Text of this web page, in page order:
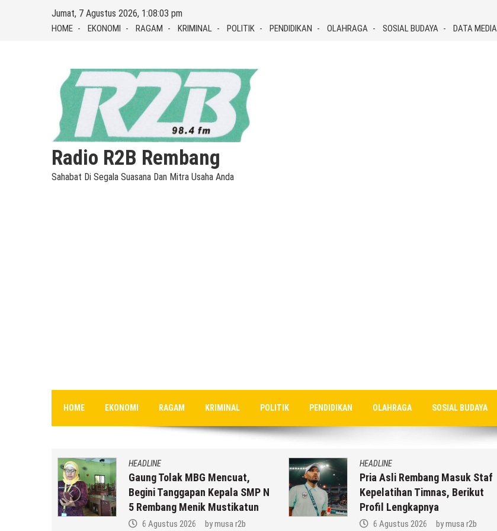
Jumat, 7 Agustus 2026, 1:08:04 pm
HOME EKONOMI RAGAM KRIMINAL POLITIK PENDIDIKAN OLAHRAGA SOSIAL BUDAYA DATA MEDIA
Radio R2B Rembang
Sahabat Di Segala Suasana Dan Mitra Usaha Anda
HOME EKONOMI RAGAM KRIMINAL POLITIK PENDIDIKAN OLAHRAGA SOSIAL BUDAYA
HEADLINE
Gaung Tolak MBG Mencuat,
Begini Tanggapan Kepala SMP N
5 Rembang Menik Mustikatun
6 Agustus 2026 bymusa r2b
HEADLINE
Pria Asli Rembang Masuk Staf
Kepelatihan Timnas, Berikut
Profil Lengkapnya
6 Agustus 2026 bymusa r2b